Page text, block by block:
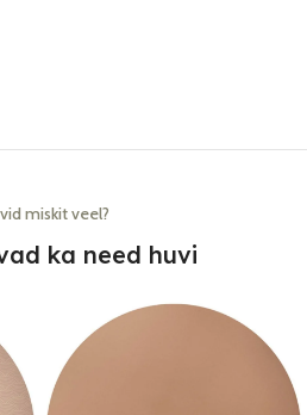
miskit veel?
ka need huvi